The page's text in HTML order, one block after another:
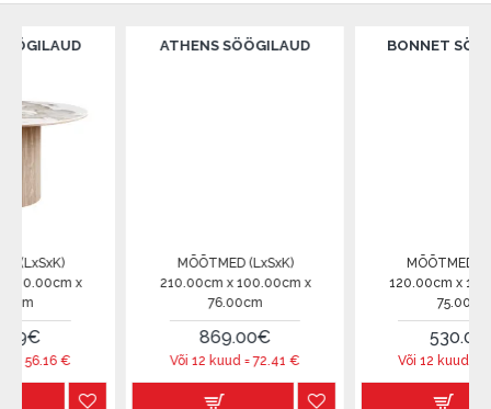
x
ATHENS SÖÖGILAUD
MÕÕTMED (LxSxK)
210.00cm x 100.00cm x
76.00cm
869.00€
Või 12 kuud =72.41€
BONNET SÖÖGILAUD
MÕÕTMED (LxSxK)
120.00cm x 120.00cm x
75.00cm
530.00€
Või 12 kuud =44.16€